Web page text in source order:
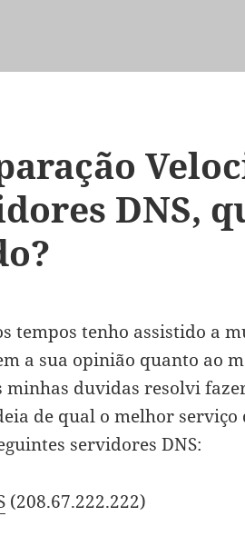
DNS,
tempos tenho assistido a
a sua opinião quanto ao
minhas duvidas resolvi
de qual o melhor serviço
servidores DNS:
(208.67.222.222)